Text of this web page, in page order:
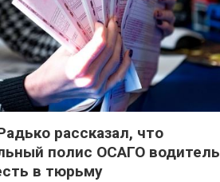
рассказал, что
полис ОСАГО водитель
в тюрьму